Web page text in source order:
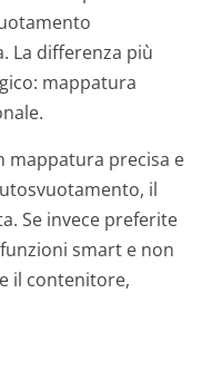
La differenza più
mappatura
mappatura precisa e
il
Se invece preferite
smart e non
il contenitore,